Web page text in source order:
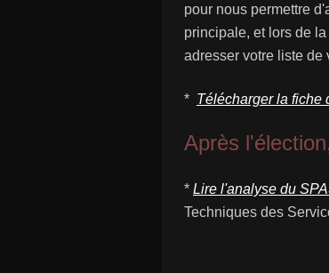
pour nous permettre
principale, et lors de
adresser votre liste
* Télécharger la fiche
Après
* Lire l'analyse du
Techniques des